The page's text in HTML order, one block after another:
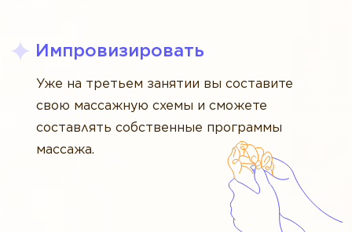
Импровизировать
Уже на третьем занятии вы составите
свою массажную схемы и сможете
составлять собственные программы
массажа.